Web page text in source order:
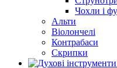
Чохли і
Альти
Віолончелі
Контрабаси
Скрипки